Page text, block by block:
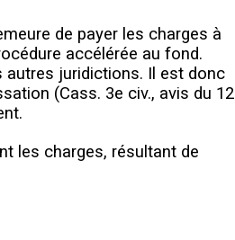
re de payer les charges à
accélérée au fond.
autres juridictions. Il est donc
(Cass. 3e civ., avis du 12
les charges, résultant de